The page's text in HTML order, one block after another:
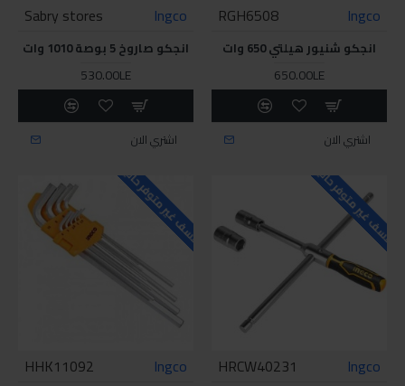
Ingco
RGH6508
انجكو شنيور هيلتي 650 وات
650.00LE
اشتري الان
Ingco
Sabry stores
انجكو صاروخ 5 بوصة 1010 وات
530.00LE
اشتري الان
للاسف غير متوفر حاليا
Ingco
HRCW40231
للاسف غير متوفر حاليا
Ingco
HHK11092